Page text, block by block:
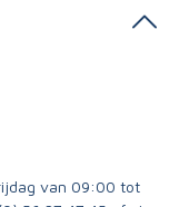
van 09:00 tot